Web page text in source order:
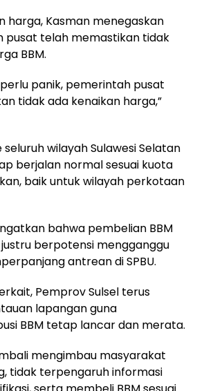
harga, Kasman menegaskan
pusat telah memastikan tidak
BBM.
panik, pemerintah pusat
tidak ada kenaikan harga,”
seluruh wilayah Sulawesi Selatan
berjalan normal sesuai kuota
baik untuk wilayah perkotaan
bahwa pembelian BBM
berpotensi mengganggu
antrean di SPBU.
Pemprov Sulsel terus
lapangan guna
BBM tetap lancar dan merata.
mengimbau masyarakat
tidak terpengaruh informasi